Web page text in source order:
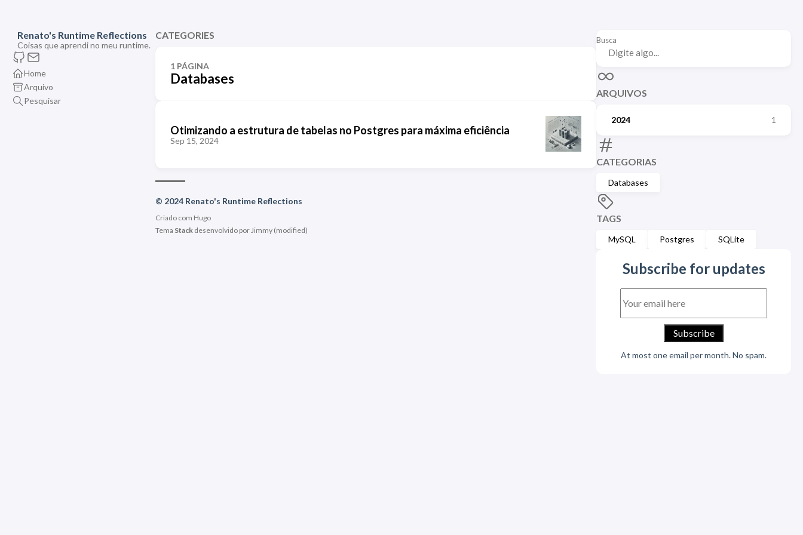
Renato's Runtime Reflections
Coisas que aprendi no meu runtime.
Home
Arquivo
Pesquisar
Busca
ARQUIVOS
2024 1
CATEGORIAS
Databases
TAGS
MySQL Postgres SQLite
Subscribe for updates
At most one email per month. No spam.
CATEGORIES
1 PÁGINA
Databases
Otimizando a estrutura de tabelas no Postgres para máxima eficiência
Sep 15, 2024
© 2024 Renato's Runtime Reflections
Criado com Hugo
Tema Stack desenvolvido porJimmy (modified)